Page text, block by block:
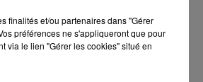
finalités et/ou partenaires dans "Gérer
préférences ne s'appliqueront que pour
via le lien "Gérer les cookies" situé en